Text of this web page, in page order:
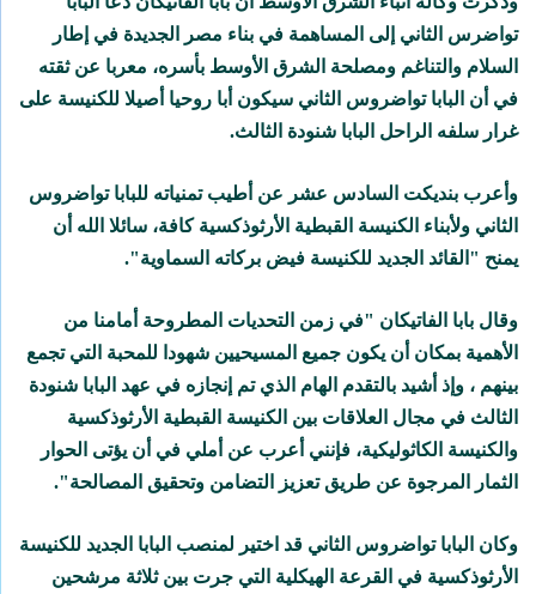
تواضرس الثاني إلى المساهمة في بناء مصر الجديدة في إطار
السلام والتناغم ومصلحة الشرق الأوسط بأسره، معربا عن ثقته
في أن البابا تواضروس الثاني سيكون أبا روحيا أصيلا للكنيسة على
غرار سلفه الراحل البابا شنودة الثالث.
وأعرب بنديكت السادس عشر عن أطيب تمنياته للبابا تواضروس
الثاني ولأبناء الكنيسة القبطية الأرثوذكسية كافة، سائلا الله أن
يمنح "القائد الجديد للكنيسة فيض بركاته السماوية".
وقال بابا الفاتيكان "في زمن التحديات المطروحة أمامنا من
الأهمية بمكان أن يكون جميع المسيحيين شهودا للمحبة التي تجمع
بينهم ، وإذ أشيد بالتقدم الهام الذي تم إنجازه في عهد البابا شنودة
الثالث في مجال العلاقات بين الكنيسة القبطية الأرثوذكسية
والكنيسة الكاثوليكية، فإنني أعرب عن أملي في أن يؤتى الحوار
الثمار المرجوة عن طريق تعزيز التضامن وتحقيق المصالحة".
وكان البابا تواضروس الثاني قد اختير لمنصب البابا الجديد للكنيسة
الأرثوذكسية في القرعة الهيكلية التي جرت بين ثلاثة مرشحين